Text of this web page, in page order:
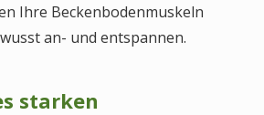
Ihre Beckenbodenmuskeln
an- und entspannen.
starken